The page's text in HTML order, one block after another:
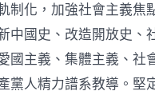
制化，加強社會主義焦
中國史、改造開放史、
國主義、集體主義、社
黨人精力譜系教導。堅